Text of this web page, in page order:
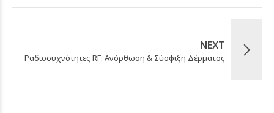
NEXT
Ραδιοσυχνότητες RF: Ανόρθωση & Σύσφιξη Δέρματος